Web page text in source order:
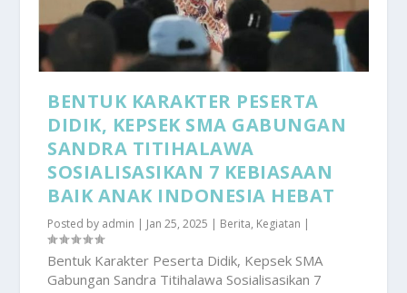
BENTUK KARAKTER PESERTA
DIDIK, KEPSEK SMA GABUNGAN
SANDRA TITIHALAWA
SOSIALISASIKAN 7 KEBIASAAN
BAIK ANAK INDONESIA HEBAT
Posted by admin | Jan 25, 2025 | Berita, Kegiatan |
Bentuk Karakter Peserta Didik, Kepsek SMA
Gabungan Sandra Titihalawa Sosialisasikan 7